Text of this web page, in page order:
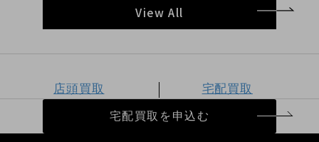
View All
店頭買取 宅配買取
宅配買取を申込む